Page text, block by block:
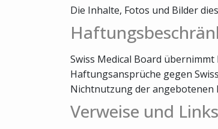
Die Inhalte, Fotos und Bilder
Swiss Medical Board
Haftungsansprüche gegen
Nichtnutzung der angebotenen
Verweise und Links